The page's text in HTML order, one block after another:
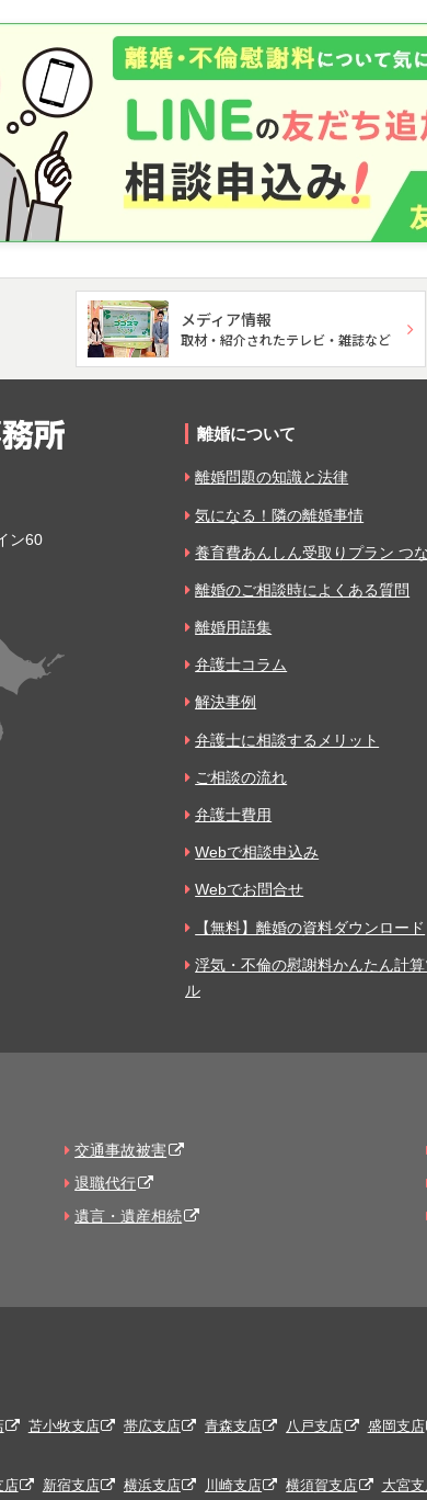
メディア情報
取材・紹介されたテレビ・雑誌など
離婚について
離婚問題の知識と法律
気になる！隣の離婚事情
養育費あんしん受取りプラン つ
離婚のご相談時によくある質問
離婚用語集
弁護士コラム
解決事例
弁護士に相談するメリット
ご相談の流れ
弁護士費用
Webで相談申込み
Webでお問合せ
【無料】離婚の資料ダウンロード
浮気・不倫の慰謝料かんたん計
ル
ン60
交通事故被害
退職代行
遺言・遺産相続
苫小牧支店 帯広支店 青森支店 八戸支店 盛岡支店
店 新宿支店 横浜支店 川崎支店 横須賀支店 大宮